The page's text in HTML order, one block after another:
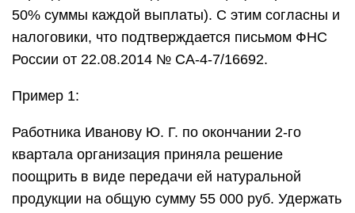
50% суммы каждой выплаты). С этим согласны и
налоговики, что подтверждается письмом ФНС
России от 22.08.2014 № СА-4-7/16692.
Пример 1:
Работника Иванову Ю. Г. по окончании 2-го
квартала организация приняла решение
поощрить в виде передачи ей натуральной
продукции на общую сумму 55 000 руб. Удержать